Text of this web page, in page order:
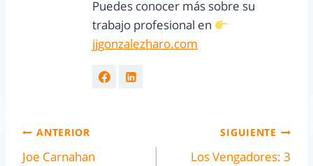
Puedes conocer más sobre su
trabajo profesional en
jjgonzalezharo.com
ANTERIOR
Joe Carnahan
SIGUIENTE
Los Vengadores: 3